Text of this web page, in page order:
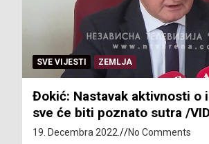
SVE VIJESTI ZEMLJA
Đokić: Nastavak aktivnosti o
sve će biti poznato sutra /
19. Decembra 2022. No Comments